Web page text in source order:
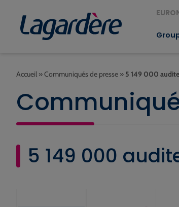
Accueil »Communiqués de presse » 5 149 000
5 149 000